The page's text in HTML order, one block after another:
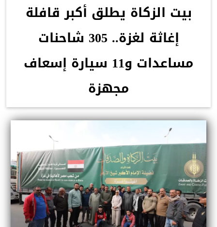
بيت الزكاة يطلق أكبر قافلة
إغاثة لغزة.. 305 شاحنات
مساعدات و11 سيارة إسعاف
مجهزة